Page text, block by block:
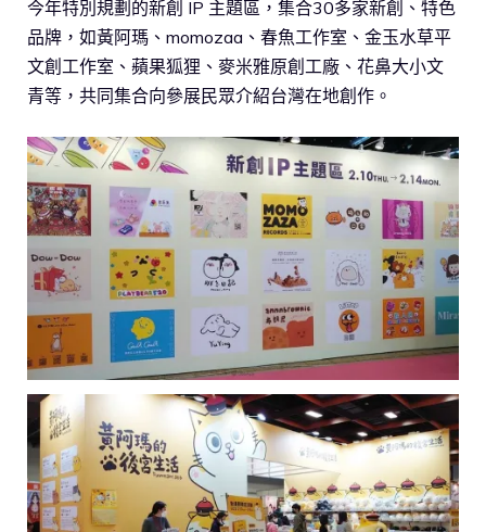
今年特別規劃的新創 IP 主題區，集合30多家新創、特色
品牌，如黃阿瑪、momozaa、春魚工作室、金玉水草平
文創工作室、蘋果狐狸、麥米雅原創工廠、花鼻大小文
青等，共同集合向參展民眾介紹台灣在地創作。